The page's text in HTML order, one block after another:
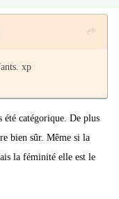
xp
été catégorique. De plus
bien sûr. Même si la
la féminité elle est le